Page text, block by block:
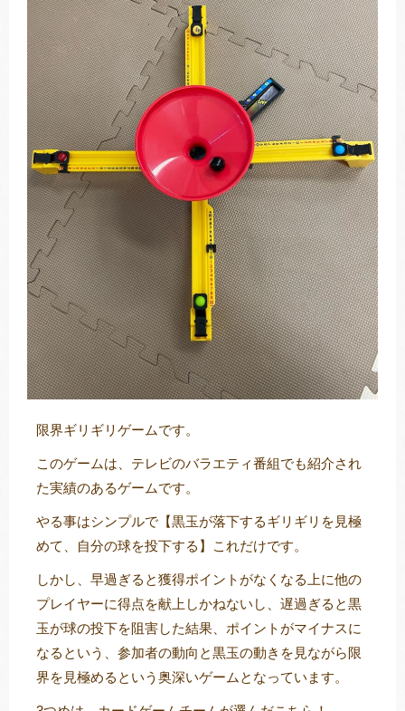
限界ギリギリゲームです。
このゲームは、テレビのバラエティ番組でも紹介され
た実績のあるゲームです。
やる事はシンプルで【黒玉が落下するギリギリを見極
めて、自分の球を投下する】これだけです。
しかし、早過ぎると獲得ポイントがなくなる上に他の
プレイヤーに得点を献上しかねないし、遅過ぎると黒
玉が球の投下を阻害した結果、ポイントがマイナスに
なるという、参加者の動向と黒玉の動きを見ながら限
界を見極めるという奥深いゲームとなっています。